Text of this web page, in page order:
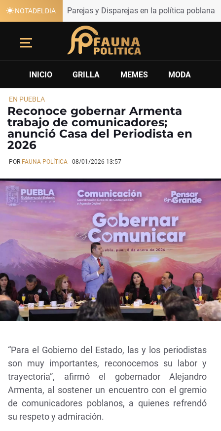
NOTADELDIA Parejas y Disparejas en la política poblana
INICIO GRILLA MEMES MODA
EN PUEBLA
Reconoce gobernar Armenta
trabajo de comunicadores;
anunció Casa del Periodista en
2026
POR FAUNA POLÍTICA - 08/01/2026 13:57
“Para el Gobierno del Estado, las y los periodistas
son muy importantes, reconocemos su labor y
trayectoria”, afirmó el gobernador Alejandro
Armenta, al sostener un encuentro con el gremio
de comunicadores poblanos, a quienes refrendó
su respeto y admiración.